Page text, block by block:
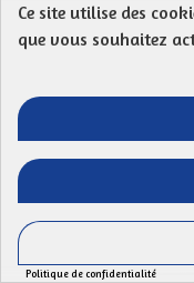
Filtrer les résultats
L'attractivité
territoires, l'emploi
Ce site utilise des
que vous souhaitez
Politique de confidentialité